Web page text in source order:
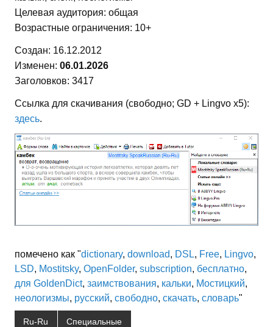
Целевая аудитория: общая
Возрастные ограничения: 10+
Создан: 16.12.2012
Изменен: 06.01.2026
Заголовков: 3417
Ссылка для скачивания (свободно; GD + Lingvo x5):
здесь.
помечено как "dictionary, download, DSL, Free, Lingvo,
LSD, Mostitsky, OpenFolder, subscription, бесплатно,
для GoldenDict, заимствования, кальки, Мостицкий,
неологизмы, русский, свободно, скачать, словарь"
Ru-Ru Специальные